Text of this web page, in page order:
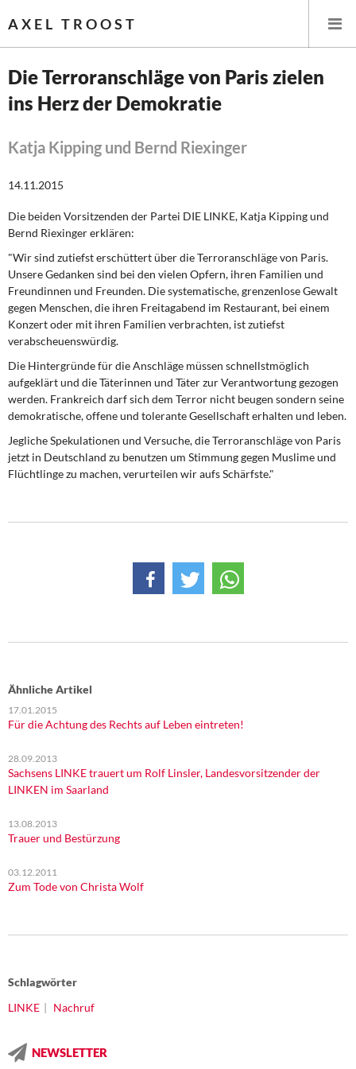
AXEL TROOST
Startseite
Themen
Leitlinien linker Wirtschafts- und Finanzpolitik
Wirtschaftspolitik
Steuer- und Finanzpolitik
Öffentliche Infrastruktur und Daseinsvorsorge
Eurokrise und Griechenland
DIE LINKE
Weitere Themen
Memo-Gruppe
Institut Solidarische Moderne
Rosa-Luxemburg-Stiftung
Die Terroranschläge von Paris zielen
ins Herz der Demokratie
Katja Kipping und Bernd Riexinger
14.11.2015
Die beiden Vorsitzenden der Partei DIE LINKE, Katja Kipping und
Bernd Riexinger erklären:
"Wir sind zutiefst erschüttert über die Terroranschläge von Paris.
Unsere Gedanken sind bei den vielen Opfern, ihren Familien und
Freundinnen und Freunden. Die systematische, grenzenlose Gewalt
gegen Menschen, die ihren Freitagabend im Restaurant, bei einem
Konzert oder mit ihren Familien verbrachten, ist zutiefst
verabscheuenswürdig.
Die Hintergründe für die Anschläge müssen schnellstmöglich
aufgeklärt und die Täterinnen und Täter zur Verantwortung gezogen
werden. Frankreich darf sich dem Terror nicht beugen sondern seine
demokratische, offene und tolerante Gesellschaft erhalten und leben.
Jegliche Spekulationen und Versuche, die Terroranschläge von Paris
jetzt in Deutschland zu benutzen um Stimmung gegen Muslime und
Flüchtlinge zu machen, verurteilen wir aufs Schärfste."
Ähnliche Artikel
17.01.2015
Für die Achtung des Rechts auf Leben eintreten!
28.09.2013
Sachsens LINKE trauert um Rolf Linsler, Landesvorsitzender der
LINKEN im Saarland
13.08.2013
Trauer und Bestürzung
03.12.2011
Zum Tode von Christa Wolf
Schlagwörter
LINKE
Nachruf
NEWSLETTER